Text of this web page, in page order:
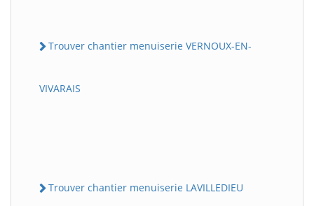
Trouver chantier menuiserie VERNOUX-EN-
VIVARAIS
Trouver chantier menuiserie LAVILLEDIEU